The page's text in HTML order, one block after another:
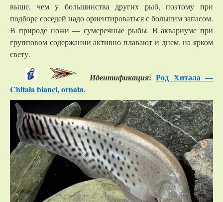
выше, чем у большинства других рыб, поэтому при
подборе соседей надо ориентироваться с большим запасом.
В природе ножи — сумеречные рыбы. В аквариуме при
групповом содержании активно плавают и днем, на ярком
свету.
Идентификация:Род Хитала —
Chitala blanci, ornata.